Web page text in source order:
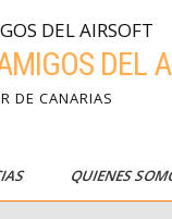
DEL
DE CANARIAS
QUIENES